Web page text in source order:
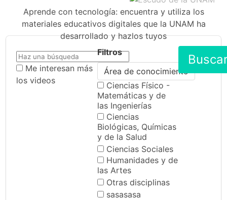
Aprende con tecnología: encuentra y utiliza los
materiales educativos digitales que la UNAM ha
desarrollado y hazlos tuyos
Me interesan más
los videos
Filtros
Área de conocimiento
Ciencias Físico -
Matemáticas y de
las Ingenierías
Ciencias
Biológicas, Químicas
y de la Salud
Ciencias Sociales
Humanidades y de
las Artes
Otras disciplinas
sasasasa